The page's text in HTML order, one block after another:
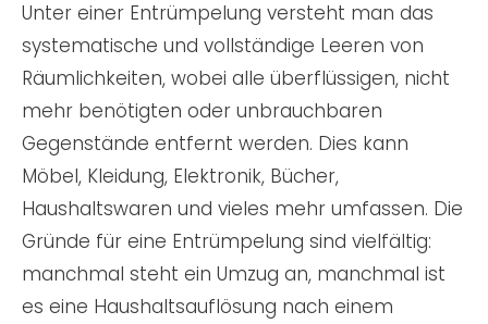
Unter einer Entrümpelung versteht man das
systematische und vollständige Leeren von
Räumlichkeiten, wobei alle überflüssigen, nicht
mehr benötigten oder unbrauchbaren
Gegenstände entfernt werden. Dies kann
Möbel, Kleidung, Elektronik, Bücher,
Haushaltswaren und vieles mehr umfassen. Die
Gründe für eine Entrümpelung sind vielfältig:
manchmal steht ein Umzug an, manchmal ist
es eine Haushaltsauflösung nach einem